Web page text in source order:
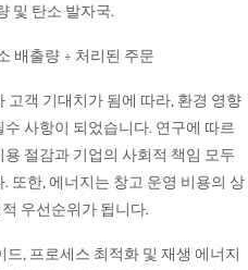
및 탄소 발자국.
배출량 ÷ 처리된 주문
고객 기대치가 됨에 따라, 환경 영향
사항이 되었습니다. 연구에 따르
절감과 기업의 사회적 책임 모두
또한, 에너지는 창고 운영 비용의 상
우선순위가 됩니다.
드, 프로세스 최적화 및 재생 에너지